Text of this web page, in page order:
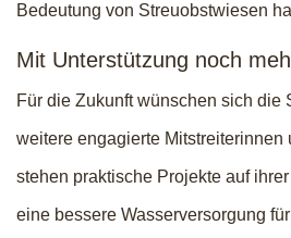
Bedeutung von Streuobstwiesen
Mit Unterstützung noch
Für die Zukunft wünschen sich die
weitere engagierte Mitstreiterinnen
stehen praktische Projekte auf
eine bessere Wasserversorgung